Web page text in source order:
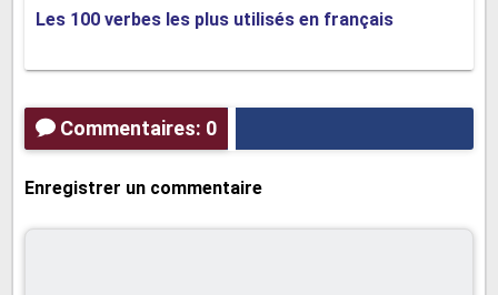
Les 100 verbes les plus utilisés en français
Commentaires: 0
Enregistrer un commentaire